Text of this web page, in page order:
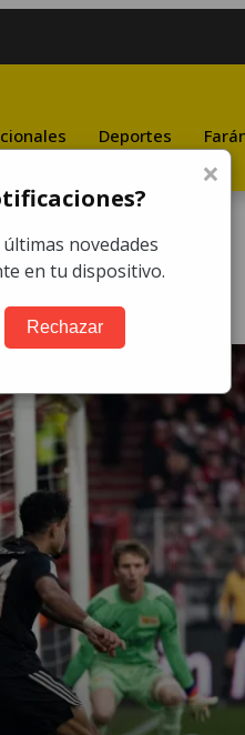
Deportes
×
últimas novedades
en tu dispositivo.
Rechazar